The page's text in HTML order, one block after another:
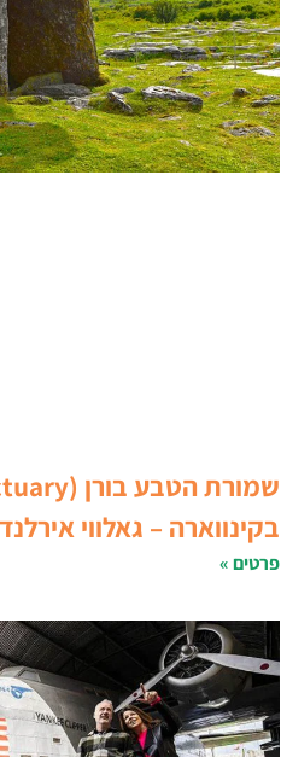
בקינווארה – גאלווי אירלנד
פרטים »